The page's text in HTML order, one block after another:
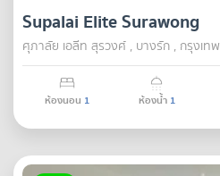
Supalai Elite Surawong
ศุภาลัย เอลีท สุรวงศ์ , บางรัก , กรุงเทพ
ห้องนอน 1 ห้องน้ำ 1